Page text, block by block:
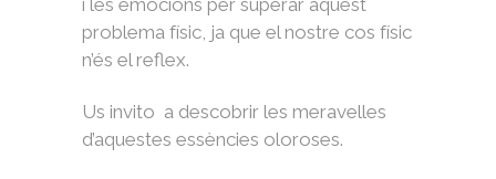
i les emocions per superar aquest
problema físic, ja que el nostre cos físic
n’és el reflex.
Us invito a descobrir les meravelles
d’aquestes essències oloroses.